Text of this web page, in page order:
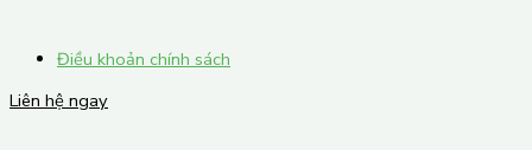
Điều khoản chính sách
Liên hệ ngay